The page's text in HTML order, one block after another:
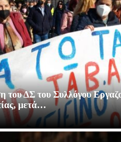
του ΔΣ του Συλλόγου
μετά…